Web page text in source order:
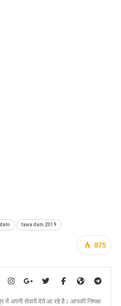
tawa dam 2019
875
में अपनी सेवायें देते आ रहे है। आपकी निष्पक्ष